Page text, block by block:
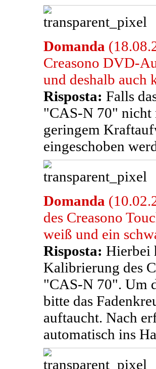
Domanda
Creasono DVD-
und deshalb auch
Risposta: Falls
"CAS-N 70" nicht
geringem
eingeschoben
Domanda
des Creasono
weiß und ein
Risposta: Hierbei
Kalibrierung des
"CAS-N 70". Um
bitte das
auftaucht. Nach
automatisch ins